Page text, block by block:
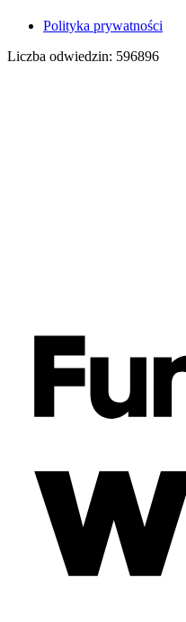
Polityka prywatności
Liczba odwiedzin: 596896